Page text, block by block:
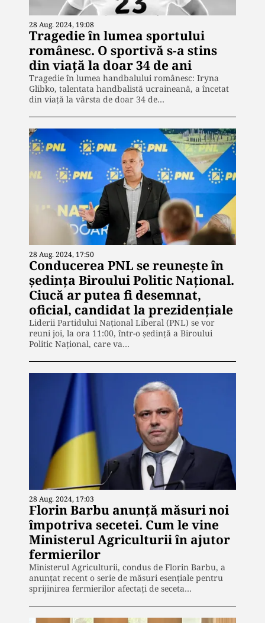
28 Aug. 2024, 19:08
Tragedie în lumea sportului
românesc. O sportivă s-a stins
din viață la doar 34 de ani
Tragedie în lumea handbalului românesc: Iryna
Glibko, talentata handbalistă ucraineană, a încetat
din viață la vârsta de doar 34 de…
28 Aug. 2024, 17:50
Conducerea PNL se reunește în
ședința Biroului Politic Național.
Ciucă ar putea fi desemnat,
oficial, candidat la prezidențiale
Liderii Partidului Național Liberal (PNL) se vor
reuni joi, la ora 11:00, într-o ședință a Biroului
Politic Național, care va…
28 Aug. 2024, 17:03
Florin Barbu anunță măsuri noi
împotriva secetei. Cum le vine
Ministerul Agriculturii în ajutor
fermierilor
Ministerul Agriculturii, condus de Florin Barbu, a
anunțat recent o serie de măsuri esențiale pentru
sprijinirea fermierilor afectați de seceta…